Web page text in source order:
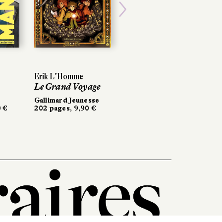
€
Erik L’Homme
Le Grand Voyage
Gallimard Jeunesse
202 pages, 9,90 €